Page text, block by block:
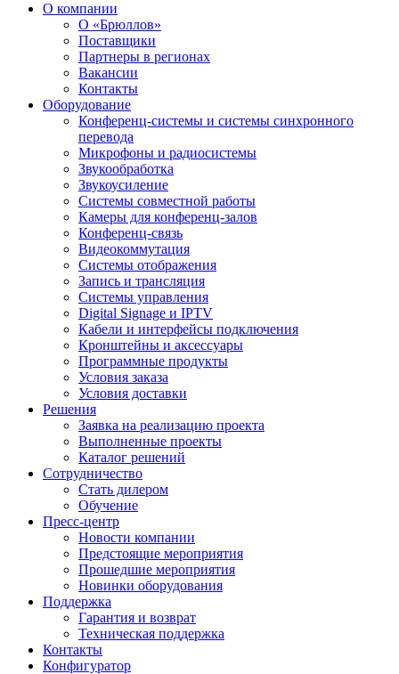
О компании
О «Брюллов»
Поставщики
Партнеры в регионах
Вакансии
Контакты
Оборудование
Конференц-системы и системы синхронного
перевода
Микрофоны и радиосистемы
Звукообработка
Звукоусиление
Системы совместной работы
Камеры для конференц-залов
Конференц-связь
Видеокоммутация
Системы отображения
Запись и трансляция
Системы управления
Digital Signage и IPTV
Кабели и интерфейсы подключения
Кронштейны и аксессуары
Программные продукты
Условия заказа
Условия доставки
Решения
Заявка на реализацию проекта
Выполненные проекты
Каталог решений
Сотрудничество
Стать дилером
Обучение
Пресс-центр
Новости компании
Предстоящие мероприятия
Прошедшие мероприятия
Новинки оборудования
Поддержка
Гарантия и возврат
Техническая поддержка
Контакты
Конфигуратор